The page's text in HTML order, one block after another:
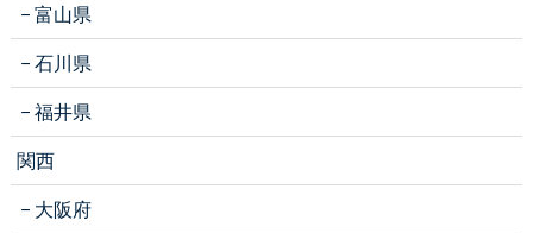
富山県
石川県
福井県
関西
大阪府